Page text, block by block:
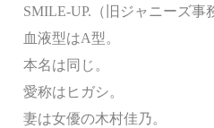
SMILE-UP.（旧ジャニーズ事
血液型はA型。
本名は同じ。
愛称はヒガシ。
妻は女優の木村佳乃。